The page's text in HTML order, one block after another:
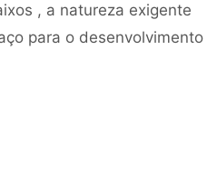
, a natureza exigente
para o desenvolvimento